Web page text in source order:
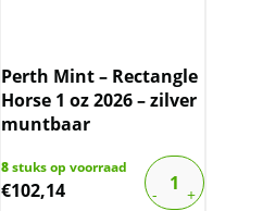
Perth Mint – Rectangle
Horse 1 oz 2026 – zilver
muntbaar
8stuks op voorraad
€102,14